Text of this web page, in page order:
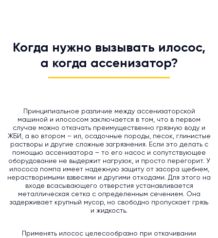
Когда нужно вызывать илосос,
а когда ассенизатор?
Принципиальное различие между ассенизаторской
машиной и илососом заключается в том, что в первом
случае можно откачать преимущественно грязную воду и
ЖБИ, а во втором – ил, осадочные породы, песок, глинистые
растворы и другие сложные загрязнения. Если это делать с
помощью ассенизатора – то его насос и сопутствующее
оборудование не выдержит нагрузок, и просто перегорит. У
илососа помпа имеет надежную защиту от засора щебнем,
нерастворимыми взвесями и другими отходами. Для этого на
входе всасывающего отверстия устанавливается
металлическая сетка с определенным сечением. Она
задерживает крупный мусор, но свободно пропускает грязь
и жидкость.
Применять илосос целесообразно при откачивании